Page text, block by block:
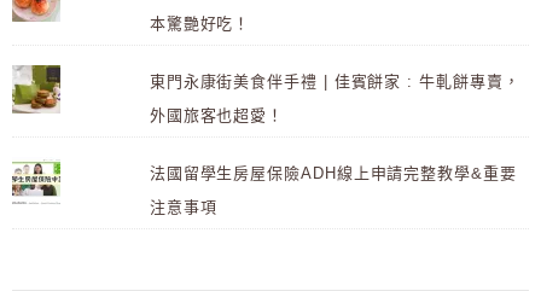
本驚艷好吃！
東門永康街美食伴手禮 | 佳賓餅家 : 牛軋餅專賣，
外國旅客也超愛！
法國留學生房屋保險ADH線上申請完整教學&重要
注意事項